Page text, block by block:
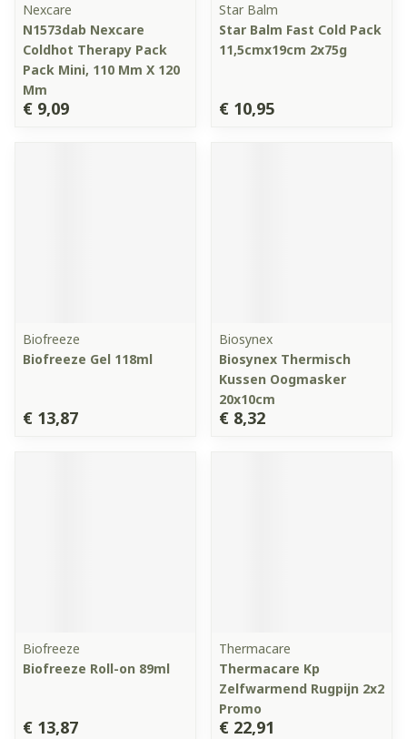
Nexcare
N1573dab Nexcare
Coldhot Therapy Pack
Pack Mini, 110 Mm X 120
Mm
€ 9,09
Star Balm
Star Balm Fast Cold Pack
11,5cmx19cm 2x75g
€ 10,95
Biofreeze
Biofreeze Gel 118ml
€ 13,87
Biosynex
Biosynex Thermisch
Kussen Oogmasker
20x10cm
€ 8,32
Biofreeze
Biofreeze Roll-on 89ml
€ 13,87
Thermacare
Thermacare Kp
Zelfwarmend Rugpijn 2x2
Promo
€ 22,91